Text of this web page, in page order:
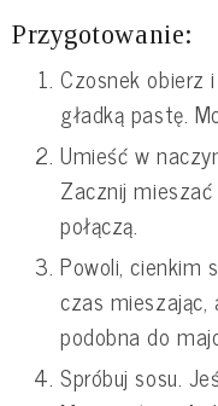
Przygotowanie:
Czosnek obierz
gładką pastę.
Umieść w
Zacznij
połączą.
Powoli, cienkim
czas
podobna do
Spróbuj sosu.